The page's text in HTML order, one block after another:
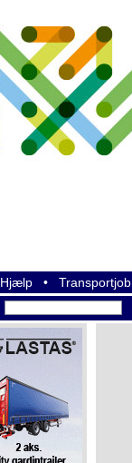
Hjælp • Transportjob